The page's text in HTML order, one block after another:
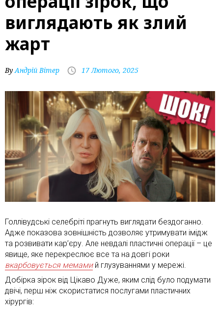
виглядають як злий
жарт
ByАндрій Вітер 17 Лютого, 2025
Голлівудські селебріті прагнуть виглядати бездоганно.
Адже показова зовнішність дозволяє утримувати імідж
та розвивати кар’єру. Але невдалі пластичні операції – це
явище, яке перекреслює все та на довгі роки
вкарбовується мемамий глузуваннями у мережі.
Добірка зірок від Цікаво Дуже, яким слід було подумати
двічі, перш ніж скористатися послугами пластичних
хірургів: